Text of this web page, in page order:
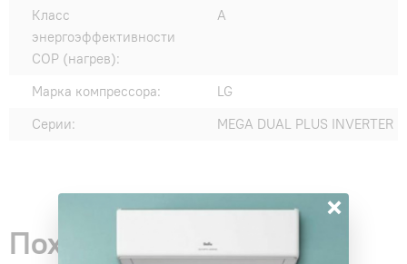
Класс
энергоэффективности
COP (нагрев):
A
Марка компрессора:
LG
Серии:
MEGA DUAL PLUS INVERTER
Похожие товары
×